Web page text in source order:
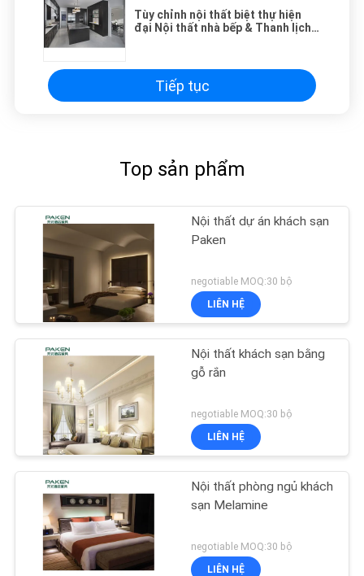
Tùy chỉnh nội thất biệt thự hiện
đại Nội thất nhà bếp & Thanh lịch
Tiếp tục
Top sản phẩm
Nội thất dự án khách sạn
Paken
negotiable MOQ:30 bộ
LIÊN HỆ
Nội thất khách sạn bằng
gỗ rắn
negotiable MOQ:30 bộ
LIÊN HỆ
Nội thất phòng ngủ khách
sạn Melamine
negotiable MOQ:30 bộ
LIÊN HỆ